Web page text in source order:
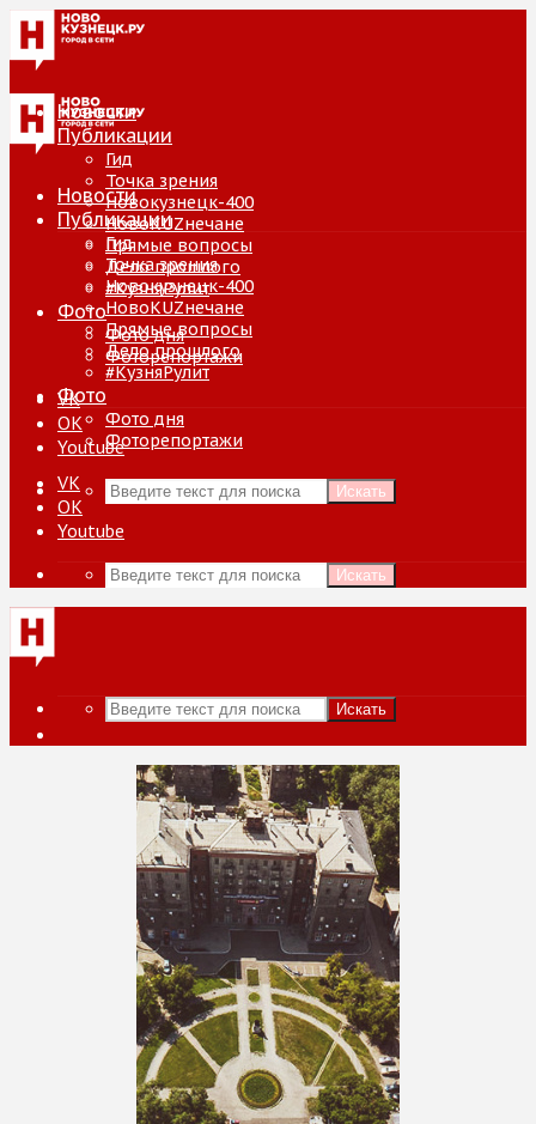
Новости
Публикации
Гид
Точка зрения
Новокузнецк-400
НовоKUZнечане
Прямые вопросы
Дело прошлого
#КузняРулит
Фото
Фото дня
Фоторепортажи
VK
ОК
Youtube
Искать
Новости
Публикации
Гид
Точка зрения
Новокузнецк-400
НовоKUZнечане
Прямые вопросы
Дело прошлого
#КузняРулит
Фото
Фото дня
Фоторепортажи
VK
ОК
Youtube
Искать
Искать